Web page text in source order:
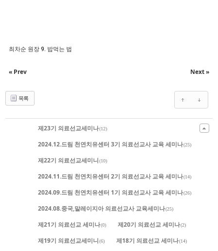
최차순 원장 9. 밥먹는 법
« Prev Next »
목록
제23기 의료선교세미나(12)
2024.12.드림 천연치유센터 3기 의료선교사 교육 세미나(25)
제22기 의료선교세미니(10)
2024.11.드림 천연치유센터 2기 의료선교사 교육 세미나(14)
2024.09.드림 천연치유센터 1기 의료선교사 교육 세미나(26)
2024.08.중국,말레이지아 의료선교사 교육세미나(25)
제21기 의료선교 세미나(0) 제20기 의료선교 세미나(2)
제19기 의료선교세미니(6) 제18기 의료선교 세미나(14)